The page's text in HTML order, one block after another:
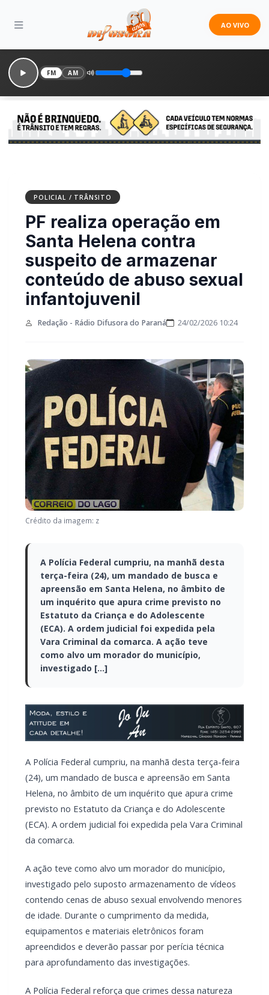
AO VIVO
FM AM
POLICIAL / TRÂNSITO
PF realiza operação em
Santa Helena contra
suspeito de armazenar
conteúdo de abuso sexual
infantojuvenil
Redação - Rádio Difusora do Paraná 24/02/2026 10:24
Crédito da imagem: z
A Polícia Federal cumpriu, na manhã desta
terça-feira (24), um mandado de busca e
apreensão em Santa Helena, no âmbito de
um inquérito que apura crime previsto no
Estatuto da Criança e do Adolescente
(ECA). A ordem judicial foi expedida pela
Vara Criminal da comarca. A ação teve
como alvo um morador do município,
investigado […]
A Polícia Federal cumpriu, na manhã desta terça-feira
(24), um mandado de busca e apreensão em Santa
Helena, no âmbito de um inquérito que apura crime
previsto no Estatuto da Criança e do Adolescente
(ECA). A ordem judicial foi expedida pela Vara Criminal
da comarca.
A ação teve como alvo um morador do município,
investigado pelo suposto armazenamento de vídeos
de idade. Durante o cumprimento da medida,
equipamentos e materiais eletrônicos foram
apreendidos e deverão passar por perícia técnica
para aprofundamento das investigações.
A Polícia Federal reforça que crimes dessa natureza
são tratados com absoluta prioridade e podem
legislação brasileira.